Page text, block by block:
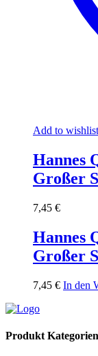
Add to wishlist
Hannes
Großer
7,45 €
Hannes
Großer
7,45 € In den
Produkt Kategorien